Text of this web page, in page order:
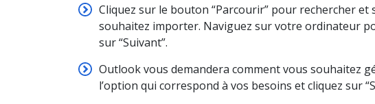
Cliquez sur le bouton “Parcourir” pour rechercher et
souhaitez importer. Naviguez sur votre ordinateur
sur “Suivant”.
Outlook vous demandera comment vous souhaitez
l’option qui correspond à vos besoins et cliquez sur